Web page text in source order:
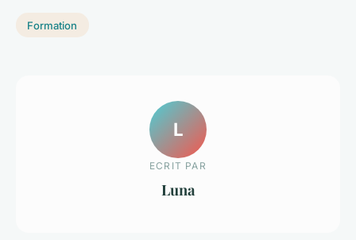
Formation
L
ECRIT PAR
Luna